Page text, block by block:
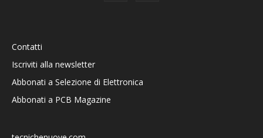
Contatti
Iscriviti alla newsletter
Abbonati a Selezione di Elettronica
Abbonati a PCB Magazine